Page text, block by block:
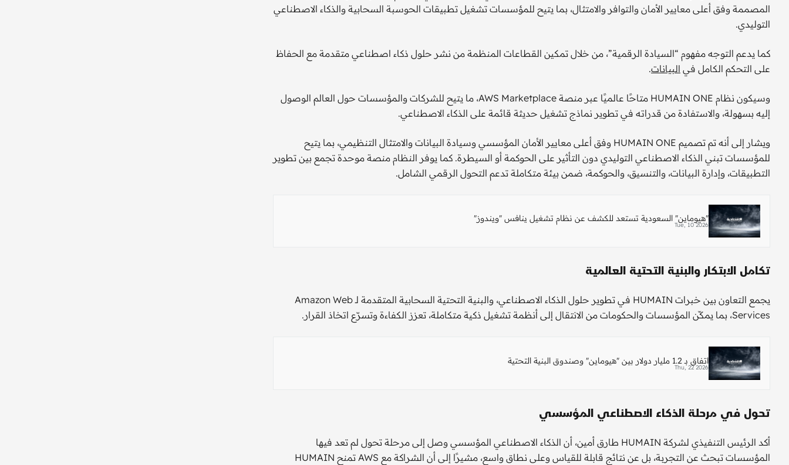
المصممة وفق أعلى معايير الأمان والتوافر والامتثال، بما يتيح للمؤسسات تشغيل تطبيقات الحوسبة السحابية والذكاء الاصطناعي
التوليدي.
كما يدعم التوجه مفهوم “السيادة الرقمية”، من خلال تمكين القطاعات المنظمة من نشر حلول ذكاء اصطناعي متقدمة مع الحفاظ
على التحكم الكامل في البيانات.
وسيكون نظام HUMAIN ONE متاحًا عالميًا عبر منصة AWS Marketplace، ما يتيح للشركات والمؤسسات حول العالم الوصول
إليه بسهولة، والاستفادة من قدراته في تطوير نماذج تشغيل حديثة قائمة على الذكاء الاصطناعي.
ويشار إلى أنه تم تصميم HUMAIN ONE وفق أعلى معايير الأمان المؤسسي وسيادة البيانات والامتثال التنظيمي، بما يتيح
للمؤسسات تبني الذكاء الاصطناعي التوليدي دون التأثير على الحوكمة أو السيطرة. كما يوفر النظام منصة موحدة تجمع بين تطوير
التطبيقات، وإدارة البيانات، والتنسيق، والحوكمة، ضمن بيئة متكاملة تدعم التحول الرقمي الشامل.
"هيوماين" السعودية تستعد للكشف عن نظام تشغيل ينافس "ويندوز"
Tue, 10 2026
تكامل الابتكار والبنية التحتية العالمية
يجمع التعاون بين خبرات HUMAIN في تطوير حلول الذكاء الاصطناعي، والبنية التحتية السحابية المتقدمة لـ Amazon Web
Services، بما يمكّن المؤسسات والحكومات من الانتقال إلى أنظمة تشغيل ذكية متكاملة، تعزز الكفاءة وتسرّع اتخاذ القرار.
اتفاق بـ 1.2 مليار دولار بين "هيوماين" وصندوق البنية التحتية
Thu, 22 2026
تحول في مرحلة الذكاء الاصطناعي المؤسسي
أكد الرئيس التنفيذي لشركة HUMAIN طارق أمين، أن الذكاء الاصطناعي المؤسسي وصل إلى مرحلة تحول لم تعد فيها
المؤسسات تبحث عن التجربة، بل عن نتائج قابلة للقياس وعلى نطاق واسع، مشيرًا إلى أن الشراكة مع AWS تمنح HUMAIN